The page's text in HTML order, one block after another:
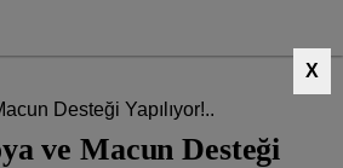
X
ve Macun Desteği